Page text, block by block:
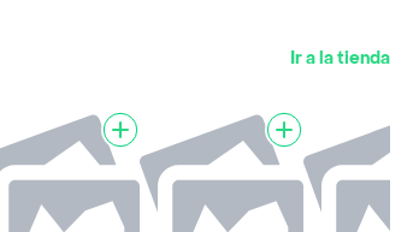
Ir a la tienda